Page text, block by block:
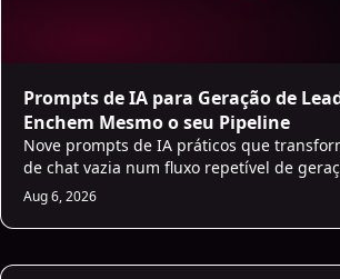
Prompts de IA para Geração de
Enchem Mesmo o seu Pipeline
Nove prompts de IA práticos que
de chat vazia num fluxo repetível de
ICP ao follow-up.
Aug 6, 2026